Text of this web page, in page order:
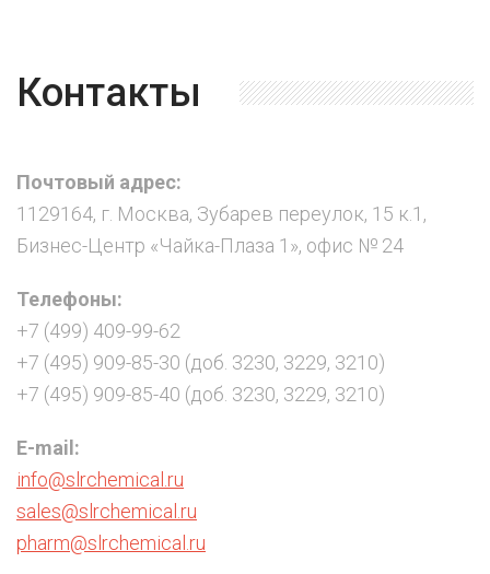
Контакты
Почтовый адрес:
1129164, г. Москва, Зубарев переулок, 15 к.1,
Бизнес-Центр «Чайка-Плаза 1», офис № 24
Телефоны:
+7 (499) 409-99-62
+7 (495) 909-85-30 (доб. 3230, 3229, 3210)
+7 (495) 909-85-40 (доб. 3230, 3229, 3210)
E-mail:
info@slrchemical.ru
sales@slrchemical.ru
pharm@slrchemical.ru